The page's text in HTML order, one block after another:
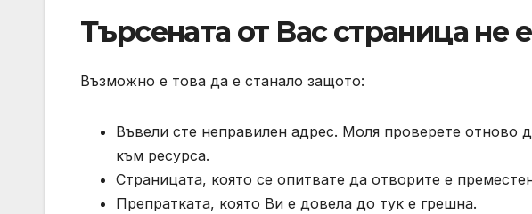
Търсената от Вас страница не
Възможно е това да е станало защото:
Въвели сте неправилен адрес. Моля проверете отново
към ресурса.
Страницата, която се опитвате да отворите е
Препратката, която Ви е довела до тук е грешна.